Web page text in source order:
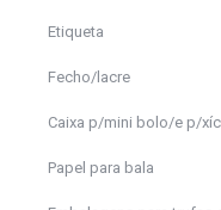
Etiqueta
Fecho/lacre
Caixa p/mini bolo/e p/
Papel para bala